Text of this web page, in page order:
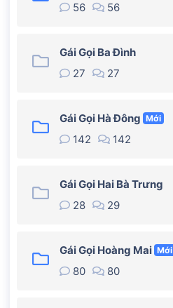
56 56
Gái Gọi Ba Đình
27
27
Gái Gọi Hà Đông Mới
142 142
Gái Gọi Hai Bà Trưng
28
29
Gái Gọi Hoàng Mai Mới
80 80